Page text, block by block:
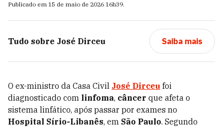
Publicado em 15 de maio de 2026 16h39.
Tudo sobre José Dirceu Saiba mais
O ex-ministro da Casa Civil José Dirceu foi
diagnosticado com linfoma, câncer que afeta o
sistema linfático, após passar por exames no
Hospital Sírio-Libanês, em São Paulo. Segundo